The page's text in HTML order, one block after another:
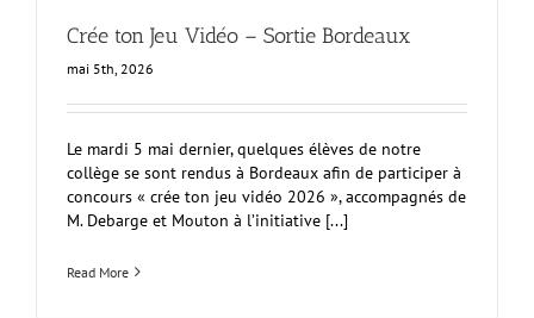
Crée ton Jeu Vidéo – Sortie Bordeaux
mai 5th, 2026
Le mardi 5 mai dernier, quelques élèves de notre
collège se sont rendus à Bordeaux afin de participer à
concours « crée ton jeu vidéo 2026 », accompagnés de
M. Debarge et Mouton à l’initiative [...]
Read More